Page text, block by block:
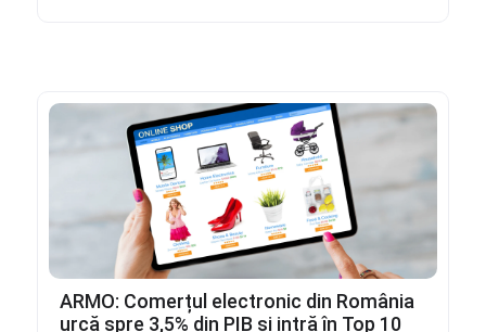
ARMO: Comerțul electronic din România
urcă spre 3,5% din PIB și intră în Top 10